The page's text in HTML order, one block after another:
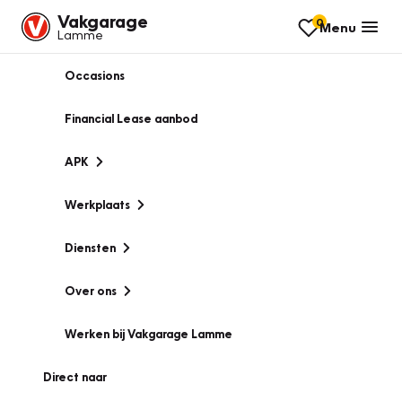
Vakgarage
Lamme
0Menu
Occasions
Financial Lease aanbod
APK
Werkplaats
Diensten
Over ons
Werken bij Vakgarage Lamme
Direct naar